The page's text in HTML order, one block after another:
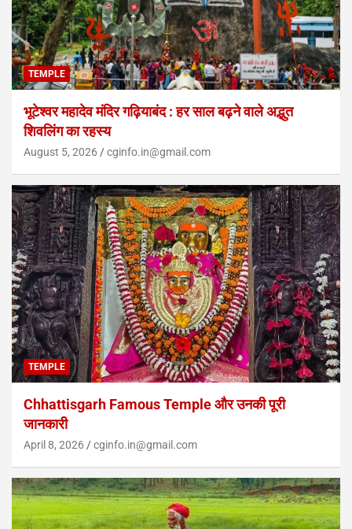
TEMPLE
भूटेश्वर महादेव मंदिर गढ़ियाबंद : हर साल बढ़ने वाले अद्भुत
शिवलिंग का रहस्य
August 5, 2026 cginfo.in@gmail.com
TEMPLE
Chhattisgarh Famous Temple और उनकी पूरी
जानकारी
April 8, 2026 cginfo.in@gmail.com